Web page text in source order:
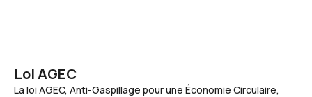
Loi AGEC
La loi AGEC, Anti-Gaspillage pour une Économie Circulaire,